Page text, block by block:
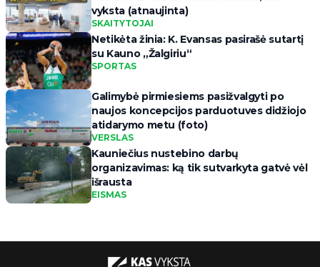
vyksta (atnaujinta)
SKAITYTOJAI
Netikėta žinia: K. Evansas pasirašė sutartį
su Kauno „Žalgiriu“
SPORTAS
Galimybė pirmiesiems pasižvalgyti po
naujos koncepcijos parduotuves didžiojo
atidarymo metu (foto)
VERSLAS
Kauniečius nustebino darbų
organizavimas: ką tik sutvarkyta gatvė vėl
išrausta
EISMAS